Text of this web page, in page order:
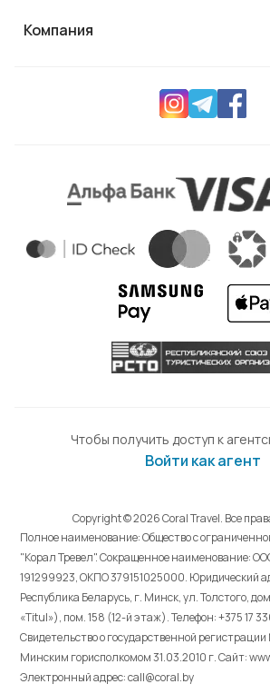
Компания
Чтобы получить доступ к
Войти как агент
Copyright © 2026 Coral Travel. Все
Полное наименование: Общество с
"Корал Тревел". Сокращенное наименование:
191299923, ОКПО 379151025000. Юридический
Республика Беларусь, г. Минск, ул. Толстого,
«Titul»), пом. 158 (12-й этаж). Телефон: +375 17
Свидетельство о государственной
Минским горисполкомом 31.03.2010 г. Cайт:
Электронный адрес: call@coral.by